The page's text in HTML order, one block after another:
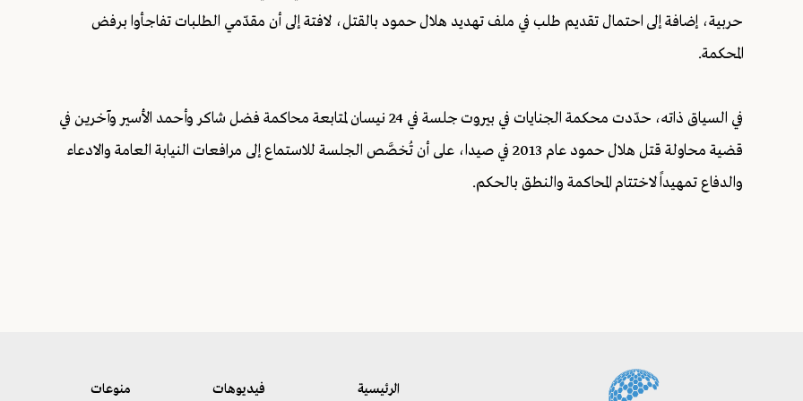
حربية، إضافة إلى احتمال تقديم طلب في ملف تهديد هلال حمود بالقتل، لافتة إلى أن مقدّمي الطلبات تفاجأوا برفض
المحكمة.
في السياق ذاته، حدّدت محكمة الجنايات في بيروت جلسة في 24 نيسان لمتابعة محاكمة فضل شاكر وأحمد الأسير وآخرين في
قضية محاولة قتل هلال حمود عام 2013 في صيدا، على أن تُخصَّص الجلسة للاستماع إلى مرافعات النيابة العامة والادعاء
والدفاع تمهيداً لاختتام المحاكمة والنطق بالحكم.
الرئيسية فيديوهات منوعات